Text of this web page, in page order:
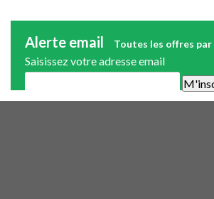
Alerte email Toutes les offres
Saisissez votre adresse email